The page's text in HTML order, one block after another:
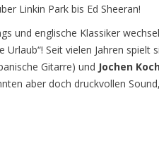
Linkin Park bis Ed Sheeran!
und englische Klassiker
Urlaub“! Seit vielen Jahren spielt
Gitarre) und Jochen
aber doch druckvollen